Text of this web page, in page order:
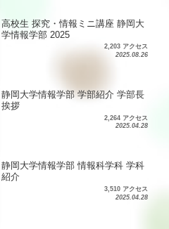
高校生 探究・情報ミニ講座 静岡大
学情報学部 2025
2,203 アクセス
2025.08.26
静岡大学情報学部 学部紹介 学部長
挨拶
2,264 アクセス
2025.04.28
静岡大学情報学部 情報科学科 学科
紹介
3,510 アクセス
2025.04.28